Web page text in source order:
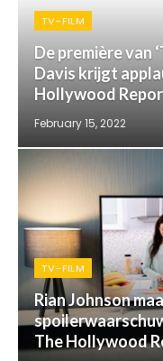
TV-FILM
De première van
Davis krijgt
Hollywood
February 15, 2022
TV-FILM
Rian Johnson
The Hollywood